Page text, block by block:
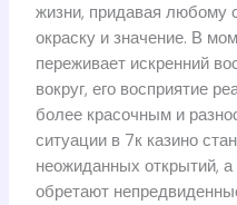
жизни, придавая любому
окраску и значение. В
переживает искренний
вокруг, его восприятие
более красочным и
ситуации в 7к казино
неожиданных открытий,
обретают